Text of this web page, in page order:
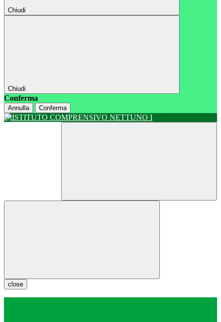
Chiudi
Chiudi
Conferma
Annulla Conferma
close